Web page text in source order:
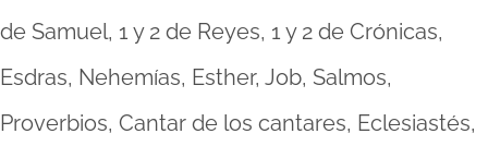
de Samuel, 1 y 2 de Reyes, 1 y 2 de Crónicas,
Esdras, Nehemías, Esther, Job, Salmos,
Proverbios, Cantar de los cantares, Eclesiastés,